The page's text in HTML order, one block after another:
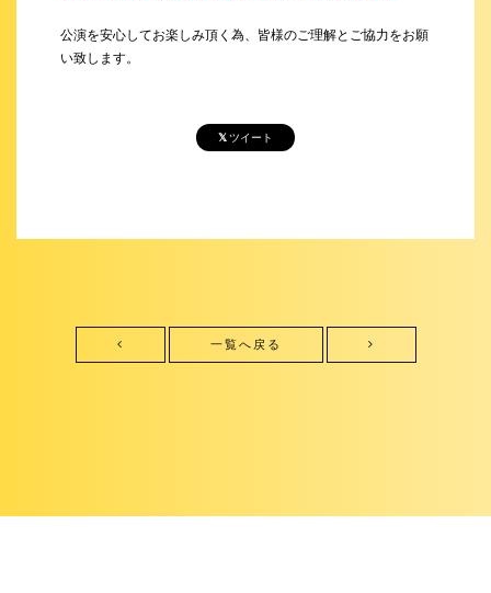
公演を安心してお楽しみ頂く為、皆様のご理解とご協力をお願
い致します。
ツイート
一覧へ戻る